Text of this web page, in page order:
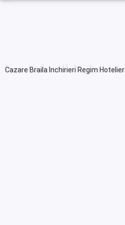
Cazare Braila Inchirieri Regim Hotelier